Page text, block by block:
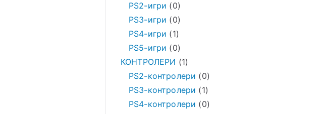
PS2-игри
0
PS3-игри
0
PS4-игри
1
PS5-игри
0
КОНТРОЛЕРИ
1
PS2-контролери
0
PS3-контролери
1
PS4-контролери
0